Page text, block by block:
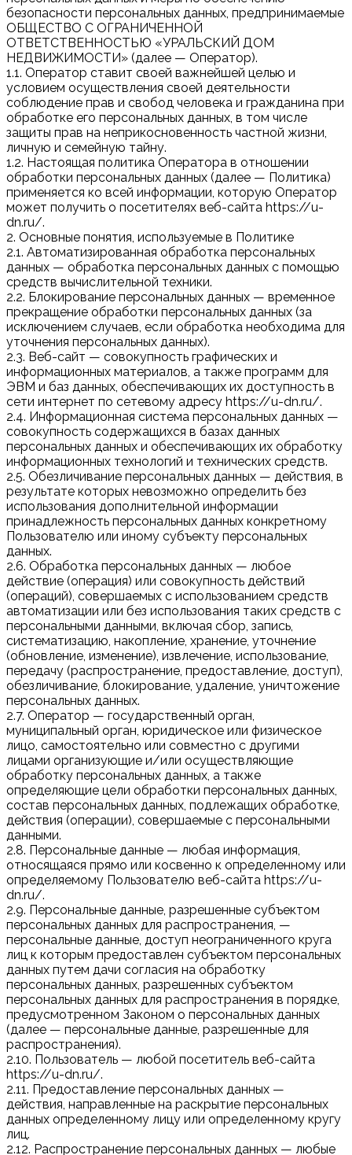
безопасности персональных данных, предпринимаемые
ОБЩЕСТВО С ОГРАНИЧЕННОЙ
ОТВЕТСТВЕННОСТЬЮ «УРАЛЬСКИЙ ДОМ
НЕДВИЖИМОСТИ» (далее — Оператор).
1.1. Оператор ставит своей важнейшей целью и
условием осуществления своей деятельности
соблюдение прав и свобод человека и гражданина при
обработке его персональных данных, в том числе
защиты прав на неприкосновенность частной жизни,
личную и семейную тайну.
1.2. Настоящая политика Оператора в отношении
обработки персональных данных (далее — Политика)
применяется ко всей информации, которую Оператор
может получить о посетителях веб-сайта https://u-
dn.ru/.
2. Основные понятия, используемые в Политике
2.1. Автоматизированная обработка персональных
данных — обработка персональных данных с помощью
средств вычислительной техники.
2.2. Блокирование персональных данных — временное
прекращение обработки персональных данных (за
исключением случаев, если обработка необходима для
уточнения персональных данных).
2.3. Веб-сайт — совокупность графических и
информационных материалов, а также программ для
ЭВМ и баз данных, обеспечивающих их доступность в
сети интернет по сетевому адресу https://u-dn.ru/.
2.4. Информационная система персональных данных —
совокупность содержащихся в базах данных
персональных данных и обеспечивающих их обработку
информационных технологий и технических средств.
2.5. Обезличивание персональных данных — действия, в
результате которых невозможно определить без
использования дополнительной информации
принадлежность персональных данных конкретному
Пользователю или иному субъекту персональных
данных.
2.6. Обработка персональных данных — любое
действие (операция) или совокупность действий
(операций), совершаемых с использованием средств
автоматизации или без использования таких средств с
персональными данными, включая сбор, запись,
систематизацию, накопление, хранение, уточнение
(обновление, изменение), извлечение, использование,
передачу (распространение, предоставление, доступ),
обезличивание, блокирование, удаление, уничтожение
персональных данных.
2.7. Оператор — государственный орган,
муниципальный орган, юридическое или физическое
лицо, самостоятельно или совместно с другими
лицами организующие и/или осуществляющие
обработку персональных данных, а также
определяющие цели обработки персональных данных,
состав персональных данных, подлежащих обработке,
действия (операции), совершаемые с персональными
данными.
2.8. Персональные данные — любая информация,
относящаяся прямо или косвенно к определенному или
определяемому Пользователю веб-сайта https://u-
dn.ru/.
2.9. Персональные данные, разрешенные субъектом
персональных данных для распространения, —
персональные данные, доступ неограниченного круга
лиц к которым предоставлен субъектом персональных
данных путем дачи согласия на обработку
персональных данных, разрешенных субъектом
персональных данных для распространения в порядке,
предусмотренном Законом о персональных данных
(далее — персональные данные, разрешенные для
распространения).
2.10. Пользователь — любой посетитель веб-сайта
https://u-dn.ru/.
2.11. Предоставление персональных данных —
действия, направленные на раскрытие персональных
данных определенному лицу или определенному кругу
лиц.
2.12. Распространение персональных данных — любые